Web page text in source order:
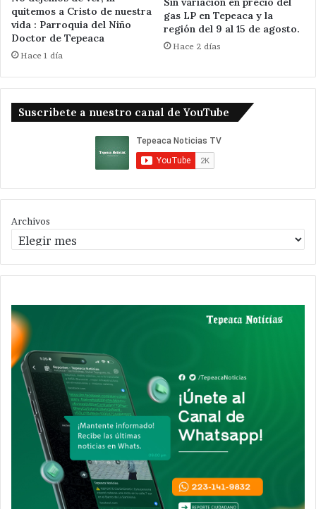
quitemos a Cristo de nuestra
vida : Parroquia del Niño
Doctor de Tepeaca
Hace 1 día
gas LP en Tepeaca y la
región del 9 al 15 de agosto.
Hace 2 días
Suscribete a nuestro canal de YouTube
Archivos